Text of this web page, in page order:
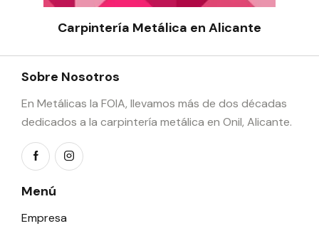
Carpintería Metálica en Alicante
Sobre Nosotros
En Metálicas la FOIA, llevamos más de dos décadas
dedicados a la carpintería metálica en Onil, Alicante.
Menú
Empresa